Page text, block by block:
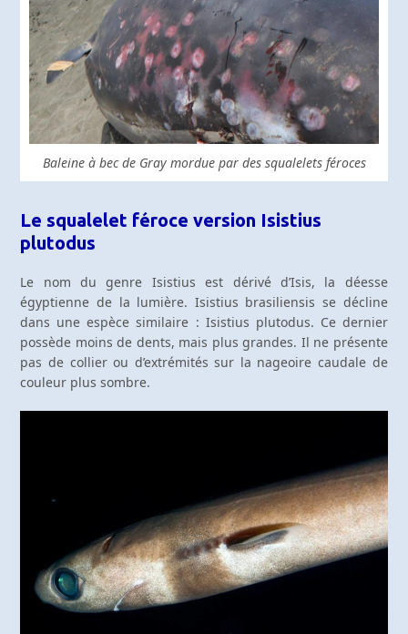
Baleine à bec de Gray mordue par des squalelets féroces
Le squalelet féroce version Isistius
plutodus
Le nom du genre Isistius est dérivé d’Isis, la déesse
égyptienne de la lumière. Isistius brasiliensis se décline
dans une espèce similaire : Isistius plutodus. Ce dernier
possède moins de dents, mais plus grandes. Il ne présente
pas de collier ou d’extrémités sur la nageoire caudale de
couleur plus sombre.